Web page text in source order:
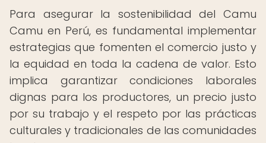
Para asegurar la sostenibilidad del Camu
Camu en Perú, es fundamental implementar
estrategias que fomenten el comercio justo y
la equidad en toda la cadena de valor. Esto
implica garantizar condiciones laborales
dignas para los productores, un precio justo
por su trabajo y el respeto por las prácticas
culturales y tradicionales de las comunidades